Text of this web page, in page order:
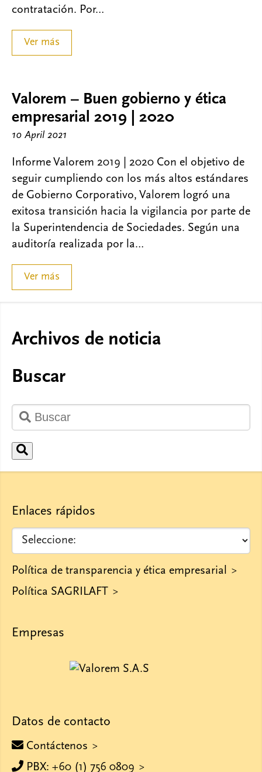
contratación. Por…
Ver más
Valorem – Buen gobierno y ética
empresarial 2019 | 2020
10 April 2021
Informe Valorem 2019 | 2020 Con el objetivo de
seguir cumpliendo con los más altos estándares
de Gobierno Corporativo, Valorem logró una
exitosa transición hacia la vigilancia por parte de
la Superintendencia de Sociedades. Según una
auditoría realizada por la…
Ver más
Archivos de noticia
Buscar
Enlaces rápidos
Política de transparencia y ética empresarial
Política SAGRILAFT
Empresas
Datos de contacto
Contáctenos
PBX: +60 (1) 756 0809